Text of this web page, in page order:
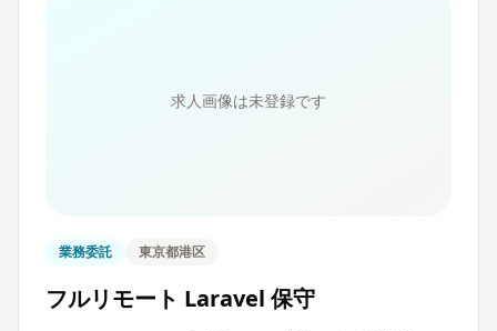
求人画像は未登録です
業務委託 東京都港区
フルリモート Laravel 保守